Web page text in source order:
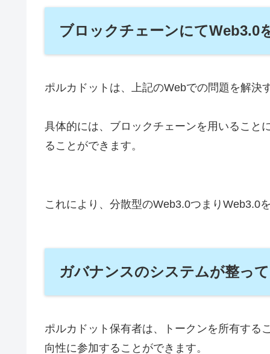
ブロックチェーンにてWeb3.0
ポルカドットは、上記のWebでの問題を解決
具体的には、ブロックチェーンを用いること
ることができます。
これにより、分散型のWeb3.0つまりWeb3.0
ガバナンスのシステムが整っ
ポルカドット保有者は、トークンを所有する
向性に参加することができます。